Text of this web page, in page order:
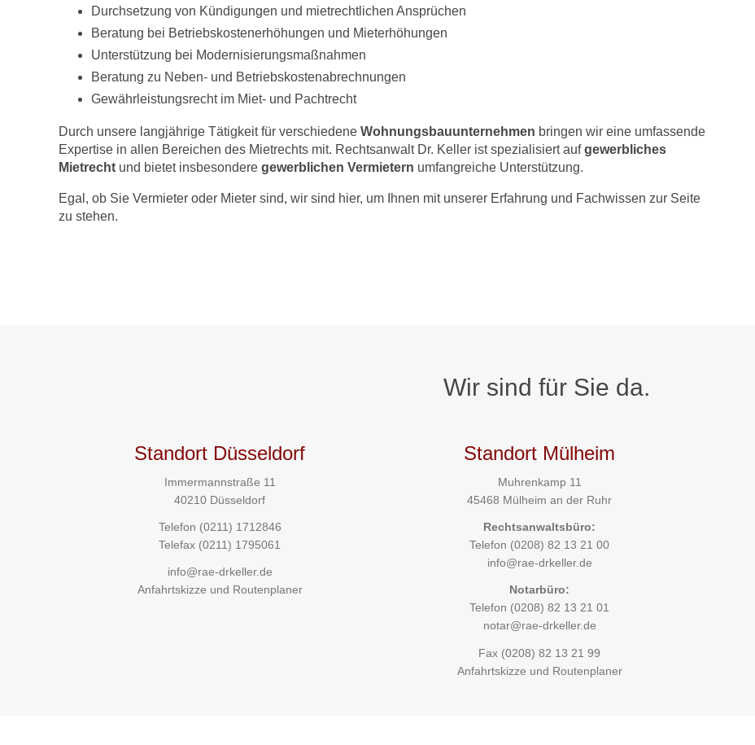
Durchsetzung von Kündigungen und mietrechtlichen Ansprüchen
Beratung bei Betriebskostenerhöhungen und Mieterhöhungen
Unterstützung bei Modernisierungsmaßnahmen
Beratung zu Neben- und Betriebskostenabrechnungen
Gewährleistungsrecht im Miet- und Pachtrecht
Durch unsere langjährige Tätigkeit für verschiedene Wohnungsbauunternehmen bringen wir eine umfassende
Expertise in allen Bereichen des Mietrechts mit. Rechtsanwalt Dr. Keller ist spezialisiert aufgewerbliches
Mietrecht und bietet insbesondere gewerblichen Vermietern umfangreiche Unterstützung.
Egal, ob Sie Vermieter oder Mieter sind, wir sind hier, um Ihnen mit unserer Erfahrung und Fachwissen zur Seite
zu stehen.
Wir sind für Sie da.
Standort Düsseldorf
Immermannstraße 11
40210 Düsseldorf
Telefon (0211) 1712846
Telefax (0211) 1795061
info@rae-drkeller.de
Anfahrtskizze und Routenplaner
Standort Mülheim
Muhrenkamp 11
45468 Mülheim an der Ruhr
Rechtsanwaltsbüro:
Telefon (0208) 82 13 21 00
info@rae-drkeller.de
Notarbüro:
Telefon (0208) 82 13 21 01
notar@rae-drkeller.de
Fax (0208) 82 13 21 99
Anfahrtskizze und Routenplaner